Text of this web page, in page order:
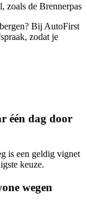
zoals de Brennerpas
Bij AutoFirst
zodat je
één dag door
is een geldig vignet
keuze.
wegen